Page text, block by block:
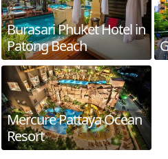
Burasari Phuket Hotel in
Patong Beach
Mercure Pattaya Ocean
Resort